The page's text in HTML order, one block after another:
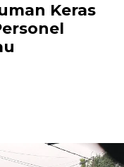
Keras